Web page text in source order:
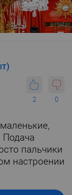
2 0
Подача
пальчики
настроении